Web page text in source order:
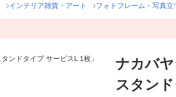
インテリア雑貨・アート フォトフレーム・写真立
ナカバ
スタン